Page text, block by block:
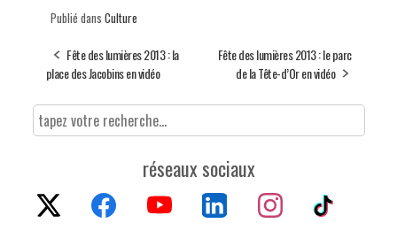
Publié dans Culture
Fête des lumières 2013 : la
place des Jacobins en vidéo
Fête des lumières 2013 : le parc
de la Tête-d’Or en vidéo
réseaux sociaux